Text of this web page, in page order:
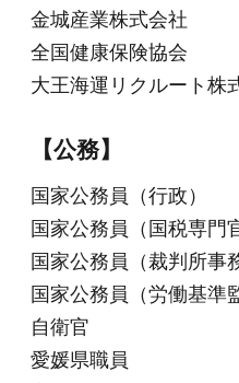
金城産業株式会社
全国健康保険協会
大王海運リクルート株
【公務】
国家公務員（行政）
国家公務員（国税専門
国家公務員（裁判所事
国家公務員（労働基準
自衛官
愛媛県職員